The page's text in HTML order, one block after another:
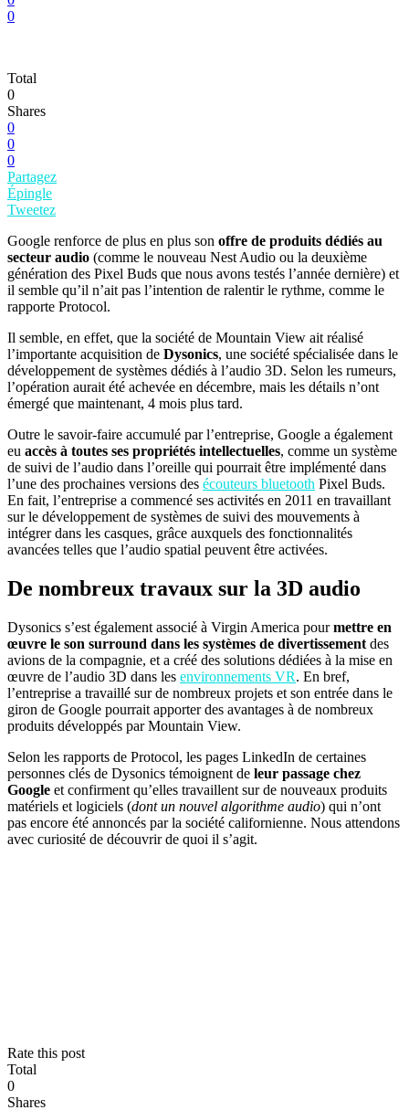
0
Total
0
Shares
0
0
0
Partagez
Épingle
Tweetez
Google renforce de plus en plus son offre de produits dédiés au
secteur audio (comme le nouveau Nest Audio ou la deuxième
génération des Pixel Buds que nous avons testés l’année dernière) et
il semble qu’il n’ait pas l’intention de ralentir le rythme, comme le
rapporte Protocol.
Il semble, en effet, que la société de Mountain View ait réalisé
l’importante acquisition de Dysonics, une société spécialisée dans le
développement de systèmes dédiés à l’audio 3D. Selon les rumeurs,
l’opération aurait été achevée en décembre, mais les détails n’ont
émergé que maintenant, 4 mois plus tard.
Outre le savoir-faire accumulé par l’entreprise, Google a également
eu accès à toutes ses propriétés intellectuelles, comme un système
de suivi de l’audio dans l’oreille qui pourrait être implémenté dans
l’une des prochaines versions des écouteurs bluetooth Pixel Buds.
En fait, l’entreprise a commencé ses activités en 2011 en travaillant
sur le développement de systèmes de suivi des mouvements à
intégrer dans les casques, grâce auxquels des fonctionnalités
avancées telles que l’audio spatial peuvent être activées.
De nombreux travaux sur la 3D audio
Dysonics s’est également associé à Virgin America pourmettre en
œuvre le son surround dans les systèmes de divertissement des
avions de la compagnie, et a créé des solutions dédiées à la mise en
œuvre de l’audio 3D dans les environnements VR. En bref,
l’entreprise a travaillé sur de nombreux projets et son entrée dans le
giron de Google pourrait apporter des avantages à de nombreux
produits développés par Mountain View.
Selon les rapports de Protocol, les pages LinkedIn de certaines
personnes clés de Dysonics témoignent de leur passage chez
Google et confirment qu’elles travaillent sur de nouveaux produits
matériels et logiciels (dont un nouvel algorithme audio) qui n’ont
pas encore été annoncés par la société californienne. Nous attendons
avec curiosité de découvrir de quoi il s’agit.
Rate this post
Total
0
Shares